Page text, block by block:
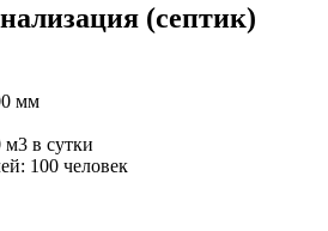
(септик)
мм
м3 в сутки
100 человек